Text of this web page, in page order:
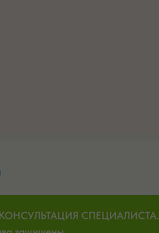
СПЕЦИАЛИСТА.